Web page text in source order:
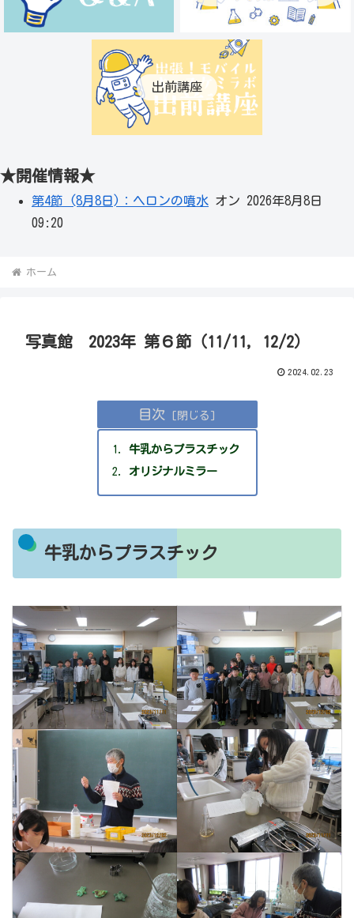
出前講座
★開催情報★
第4節 (8月8日)：ヘロンの噴水 オン 2026年8月8日
09:20
ホーム
写真館 2023年 第６節（11/11, 12/2）
2024.02.23
目次
牛乳からプラスチック
オリジナルミラー
牛乳からプラスチック